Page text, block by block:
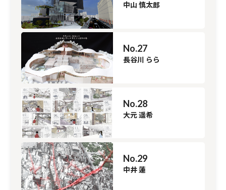
中山 慎太郎
No.27
長谷川 らら
No.28
大元 遥希
No.29
中井 蓮